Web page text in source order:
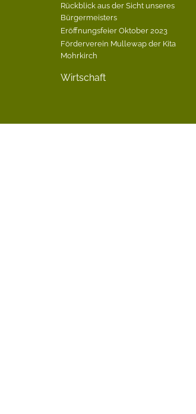
Rückblick aus der Sicht unseres
Bürgermeisters
Eröffnungsfeier Oktober 2023
Förderverein Mullewap der Kita
Mohrkirch
Wirtschaft